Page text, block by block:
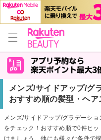
メンズ/サイドアップ/グ
おすすめ順の髪型・ヘア
メンズ/サイドアップ/グラデーシ
をチェック！おすすめ順で0件ヒ
けましょう。他にも様々な条件で探